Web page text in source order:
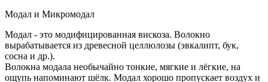
Модал и Микромодал
Модал - это модифицированная вискоза. Волокно
вырабатывается из древесной целлюлозы (эвкалипт, бук,
сосна и др.).
Волокна модала необычайно тонкие, мягкие и лёгкие, на
ощупь напоминают шёлк. Модал хорошо пропускает воздух и